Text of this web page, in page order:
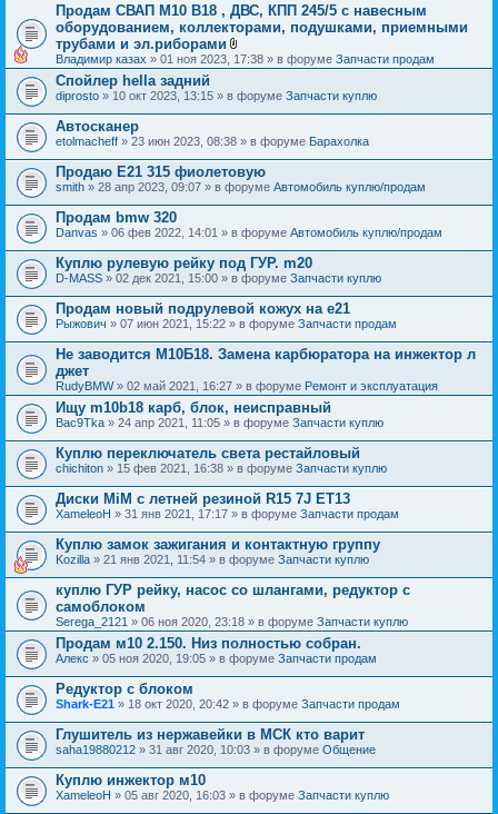
Продам СВАП М10 В18 , ДВС, КПП 245/5 с навесным
оборудованием, коллекторами, подушками, приемными
трубами и эл.риборами
В
л
ж
я
Владимир казах » 01 ноя 2023, 17:38 » в форуме Запчасти продам
Спойлер hella задний
diprosto » 10 окт 2023, 13:15 » в форуме Запчасти куплю
Автосканер
etolmacheff » 23 июн 2023, 08:38 » в форуме Барахолка
Продаю Е21 315 фиолетовую
smith » 28 апр 2023, 09:07 » в форуме Автомобиль куплю/продам
Продам bmw 320
Danvas » 06 фев 2022, 14:01 » в форуме Автомобиль куплю/продам
Куплю рулевую рейку под ГУР. m20
D-MASS » 02 дек 2021, 15:00 » в форуме Запчасти куплю
Продам новый подрулевой кожух на e21
Рыжович » 07 июн 2021, 15:22 » в форуме Запчасти продам
Не заводится М10Б18. Замена карбюратора на инжектор л
джет
RudyBMW» 02 май 2021, 16:27 » в форуме Ремонт и эксплуатация
Ищу m10b18 карб, блок, неисправный
Bac9Tka » 24 апр 2021, 11:05 » в форуме Запчасти куплю
Куплю переключатель света рестайловый
chichiton » 15 фев 2021, 16:38 » в форуме Запчасти куплю
Диски MiM с летней резиной R15 7J ET13
XameleoH » 31 янв 2021, 17:17 » в форуме Запчасти продам
Куплю замок зажигания и контактную группу
Kozilla » 21 янв 2021, 11:54 » в форуме Запчасти куплю
куплю ГУР рейку, насос со шлангами, редуктор с
самоблоком
Serega_2121 » 06 ноя 2020, 23:18 » в форуме Запчасти куплю
Продам м10 2.150. Низ полностью собран.
Алекс » 05 ноя 2020, 19:05 » в форуме Запчасти продам
Редуктор с блоком
Shark-E21 » 18 окт 2020, 20:42 » в форуме Запчасти продам
Глушитель из нержавейки в МСК кто варит
saha19880212 » 31 авг 2020, 10:03 » в форуме Общение
Куплю инжектор м10
XameleoH » 05 авг 2020, 16:03 » в форуме Запчасти куплю